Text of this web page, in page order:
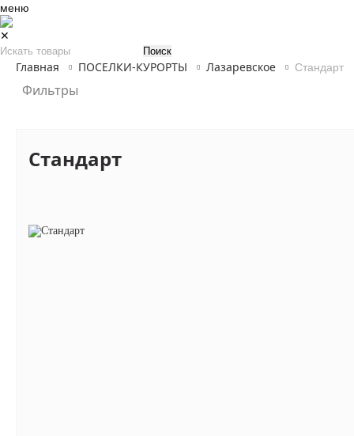
меню
✕
Главная ПОСЕЛКИ-КУРОРТЫ Лазаревское Стандарт
Фильтры
Стандарт